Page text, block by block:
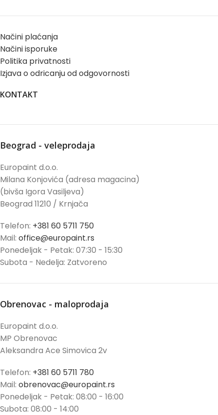
Načini plaćanja
Načini isporuke
Politika privatnosti
Izjava o odricanju od odgovornosti
KONTAKT
Beograd - veleprodaja
Europaint d.o.o.
Milana Konjovića (adresa magacina)
(bivša Igora Vasiljeva)
Beograd 11210 / Krnjača
Telefon: +381 60 5711 750
Mail: office@europaint.rs
Ponedeljak - Petak: 07:30 - 15:30
Subota - Nedelja: Zatvoreno
Obrenovac - maloprodaja
Europaint d.o.o.
MP Obrenovac
Aleksandra Ace Simovica 2v
Telefon: +381 60 5711 780
Mail: obrenovac@europaint.rs
Ponedeljak - Petak: 08:00 - 16:00
Subota: 08:00 - 14:00